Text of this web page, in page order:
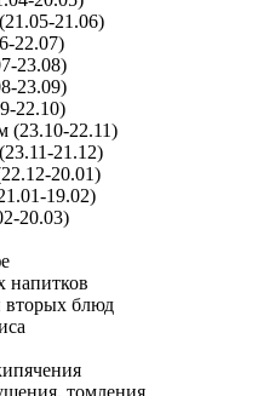
21.06)
22.07)
23.08)
23.09)
22.10)
(23.10-22.11)
21.12)
20.01)
19.02)
20.03)
напитков
вторых блюд
томления